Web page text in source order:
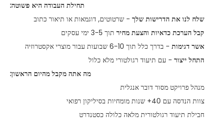
תחילת העבודה היא פשוטה:
שלח לנו את הדרישות שלך - שרטוטים, דוגמאות או תיאור כתוב
קבל הערכת כדאיות והצעת מחיר תוך 3-5 ימי עסקים
אשר דגימות - בדרך כלל תוך 6-10 שבועות עבור מוצרי אקסטרוזיה
התחל ייצור - עם תיעוד רגולטורי מלא כלול
מה אתה מקבל מהיום הראשון:
מנהל פרויקט מסור דובר אנגלית
צוות הנדסה עם 40+ שנות מומחיות בסיליקון רפואי
חבילת תיעוד רגולטורית מלאה כלולה כסטנדרט